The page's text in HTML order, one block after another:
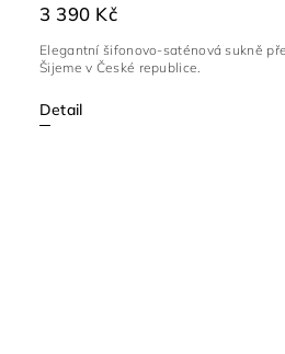
3 390 Kč
Detail
Elegantní šifonovo-saténová sukně
Šijeme v České republice.